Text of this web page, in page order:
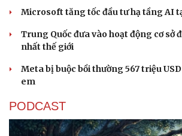
Phòng mạch online
Ăn sạch sống khỏe
Microsoft tăng tốc đầu tư hạ tầng AI
Trung Quốc đưa vào hoạt động cơ sở
nhất thế giới
Meta bị buộc bồi thường 567 triệu
em
PODCAST